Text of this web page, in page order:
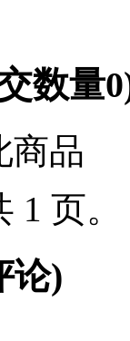
数量0
商品
1 页。
论)